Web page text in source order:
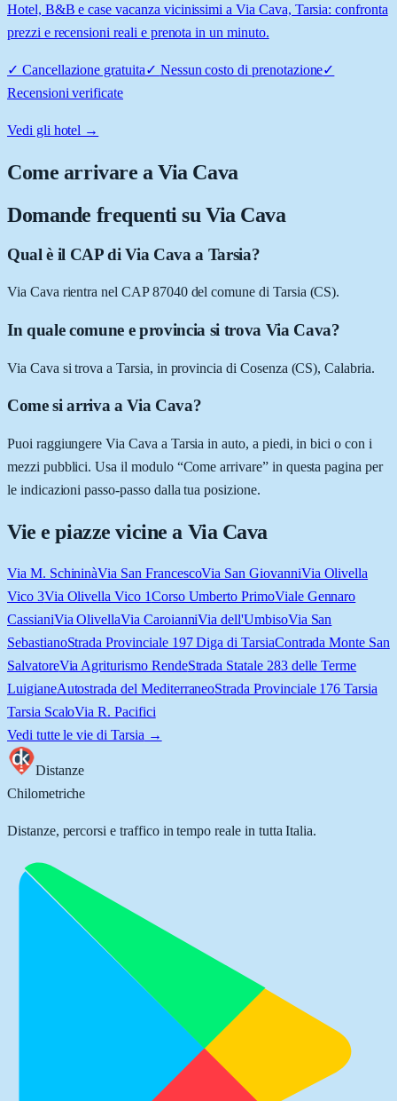
Hotel, B&B e case vacanza vicinissimi a Via Cava, Tarsia: confronta
prezzi e recensioni reali e prenota in un minuto.
✓ Cancellazione gratuita✓ Nessun costo di prenotazione✓
Recensioni verificate
Vedi gli hotel →
Come arrivare aVia Cava
Domande frequenti su Via Cava
Qual è il CAP di Via Cava a Tarsia?
Via Cava rientra nel CAP 87040 del comune di Tarsia (CS).
In quale comune e provincia si trova Via Cava?
Via Cava si trova a Tarsia, in provincia di Cosenza (CS), Calabria.
Come si arriva a Via Cava?
Puoi raggiungere Via Cava a Tarsia in auto, a piedi, in bici o con i
mezzi pubblici. Usa il modulo “Come arrivare” in questa pagina per
le indicazioni passo-passo dalla tua posizione.
Vie e piazze vicine a Via Cava
Via M. SchininàVia San FrancescoVia San GiovanniVia Olivella
Vico 3Via Olivella Vico 1Corso Umberto PrimoViale Gennaro
CassianiVia OlivellaVia CaroianniVia dell'UmbisoVia San
SebastianoStrada Provinciale 197 Diga di TarsiaContrada Monte San
SalvatoreVia Agriturismo RendeStrada Statale 283 delle Terme
LuigianeAutostrada del MediterraneoStrada Provinciale 176 Tarsia
Tarsia ScaloVia R. Pacifici
Vedi tutte le vie di Tarsia →
Distanze
Chilometriche
Distanze, percorsi e traffico in tempo reale in tutta Italia.